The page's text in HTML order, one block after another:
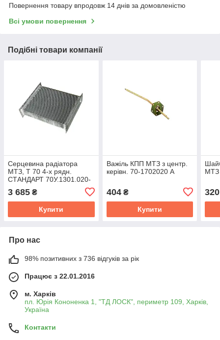
Повернення товару впродовж 14 днів за домовленістю
Всі умови повернення
Подібні товари компанії
Серцевина радіатора
МТЗ, Т 70 4-х рядн.
СТАНДАРТ 70У.1301.020-
3 685 ₴
Купити
Важіль КПП МТЗ з центр.
керівн. 70-1702020 А
404₴
Купити
МТЗ
320
Про нас
98% позитивних з 736 відгуків за рік
Працює з 22.01.2016
м. Харків
пл. Юрія Кононенка 1, "ТД ЛОСК", периметр 109, Харків,
Україна
Контакти